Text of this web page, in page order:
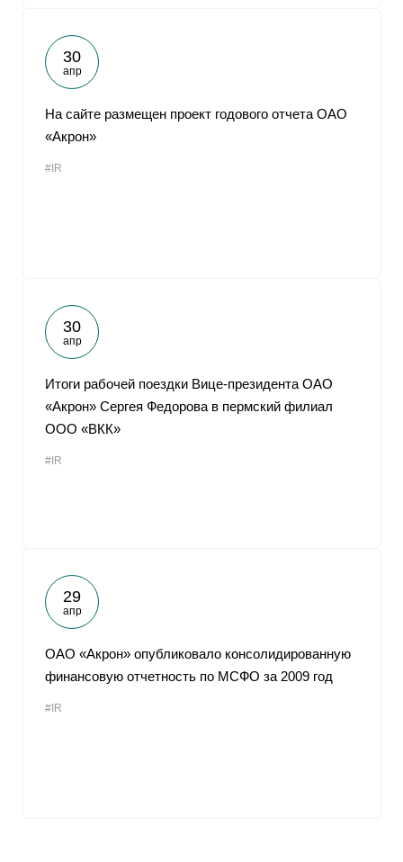
30
апр
На сайте размещен проект годового отчета ОАО
«Акрон»
#IR
30
апр
Итоги рабочей поездки Вице-президента ОАО
«Акрон» Сергея Федорова в пермский филиал
ООО «ВКК»
#IR
29
апр
ОАО «Акрон» опубликовало консолидированную
финансовую отчетность по МСФО за 2009 год
#IR